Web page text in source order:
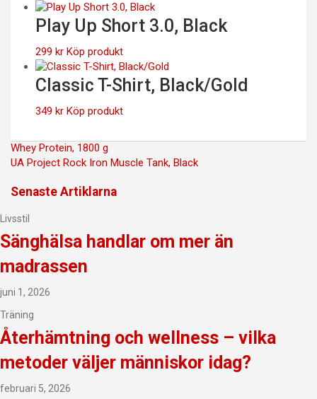
Play Up Short 3.0, Black
299 kr Köp produkt
Classic T-Shirt, Black/Gold
349 kr Köp produkt
Inläggsnavigering
Whey Protein, 1800 g
UA Project Rock Iron Muscle Tank, Black
Senaste Artiklarna
Livsstil
Sänghälsa handlar om mer än
madrassen
juni 1, 2026
Träning
Återhämtning och wellness – vilka
metoder väljer människor idag?
februari 5, 2026